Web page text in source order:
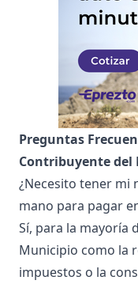
Preguntas
Contribuyente del
¿Necesito tener mi
mano para pagar
Sí, para la mayoría
Municipio como la
impuestos o la